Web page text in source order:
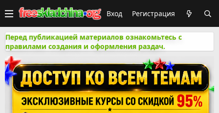
Вход Регистрация
Перед публикацией материалов ознакомьтесь с
правилами создания и оформления раздач.